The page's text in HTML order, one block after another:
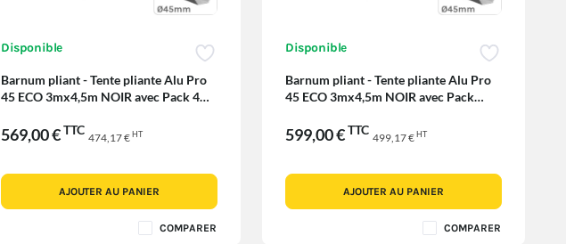
Disponible
Barnum pliant - Tente pliante Alu Pro
45 ECO 3mx4,5m NOIR avec Pack 4
569,00 €TTC
474,17 € HT
AJOUTER AU PANIER
COMPARER
Disponible
Barnum pliant - Tente pliante Alu Pro
45 ECO 3mx4,5m NOIR avec Pack
599,00 €TTC
499,17 € HT
AJOUTER AU PANIER
COMPARER